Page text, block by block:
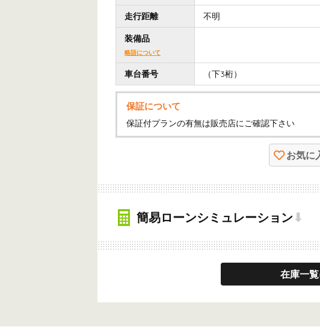
走行距離 不明
装備品
略語について
車台番号 （下3桁）
保証について
保証付プランの有無は販売店にご確認下さい
お気に
簡易ローンシミュレーション ⬇
在庫一